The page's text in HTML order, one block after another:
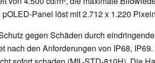
Panel löst mit 2.712 x 1.220
gegen Schäden durch
nach den Anforderungen von IP68,